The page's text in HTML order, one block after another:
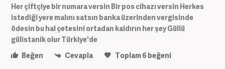
Her çiftçiye bir numara versin Bir pos cihazı versin Herkes
istediği yere malını satsın banka üzerinden vergisinde
ödesin bu hal çetesini ortadan kaldırın her şey Güllü
gülistanik olur Türkiye'de
Beğen
Cevapla Toplam6 beğeni